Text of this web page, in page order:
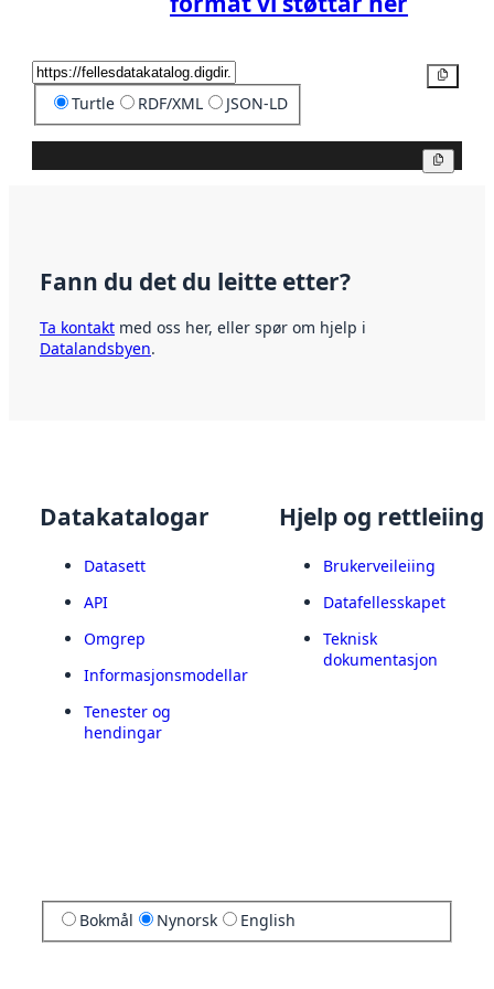
Turtle RDF/XML JSON-LD
Fann du det du leitte etter?
Ta kontakt med oss her, eller spør om hjelp i
Datalandsbyen.
Datakatalogar
Datasett
API
Omgrep
Informasjonsmodellar
Tenester og
hendingar
Hjelp og rettleiing
Brukerveileiing
Datafellesskapet
Teknisk
dokumentasjon
Bokmål Nynorsk English